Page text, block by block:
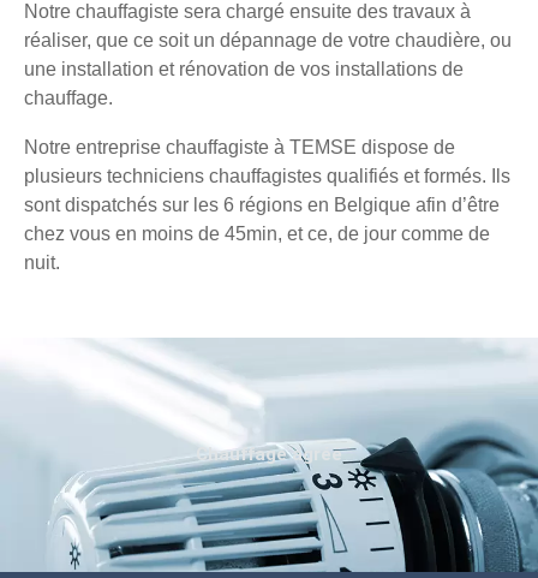
Notre chauffagiste sera chargé ensuite des travaux à
réaliser, que ce soit un dépannage de votre chaudière, ou
une installation et rénovation de vos installations de
chauffage.
Notre entreprise chauffagiste à TEMSE dispose de
plusieurs techniciens chauffagistes qualifiés et formés. Ils
sont dispatchés sur les 6 régions en Belgique afin d’être
chez vous en moins de 45min, et ce, de jour comme de
nuit.
Chauffage agréé